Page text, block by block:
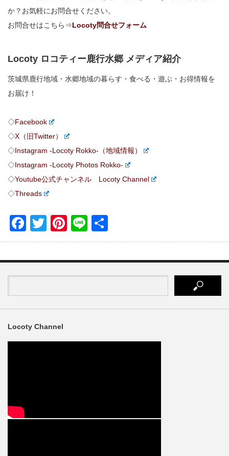
か？お気軽にお問合せください。
お問合せはこちら⇒Locoty問合せフォーム
Locoty ロコティー鹿行水郷 メディア紹介
茨城県鹿行地域・水郷地域の暮らす・食べる・遊ぶ・お得情報を
お届け！
◇Facebook
◇X（旧Twitter）
◇Instagram -Locoty Rokko-（地域情報）
◇Instagram -Locoty Photos Rokko-
◇Youtube公式チャンネル Locoty Channel
◇Threads
Facebook
TwitterPinterest
Line
有
Locoty Channel